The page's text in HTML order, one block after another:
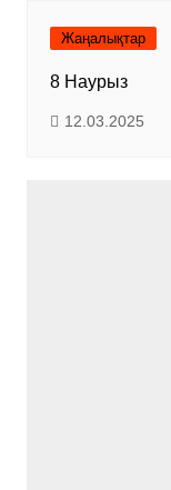
Жаңалықтар
8 Наурыз
12.03.2025